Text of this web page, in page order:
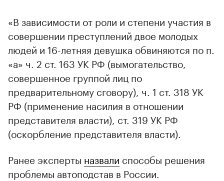
«В зависимости от роли и степени участия в
совершении преступлений двое молодых
людей и 16-летняя девушка обвиняются по п.
«а» ч. 2 ст. 163 УК РФ (вымогательство,
совершенное группой лиц по
предварительному сговору), ч. 1 ст. 318 УК
РФ (применение насилия в отношении
представителя власти), ст. 319 УК РФ
(оскорбление представителя власти).
Ранее эксперты назвали способы решения
проблемы автоподстав в России.